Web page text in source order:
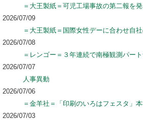
＝大王製紙＝可児工場事故の第二報を
2026/07/09
＝大王製紙＝国際女性デーに合わせ自
2026/07/08
＝レンゴー＝３年連続で南極観測パー
2026/07/07
人事異動
2026/07/06
＝金羊社＝「印刷のいろはフェスタ」
2026/07/03